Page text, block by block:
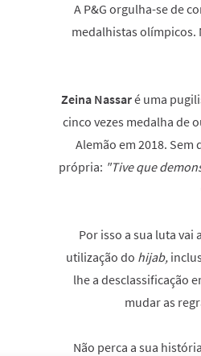
A P&G orgulha-se de
medalhistas olímpicos.
Zeina Nassaré uma
cinco vezes medalha de
Alemão em 2018.
própria: "Tive que
Por isso a sua luta
utilização do hijab,
lhe a desclassificação
mudar as
Não perca a sua